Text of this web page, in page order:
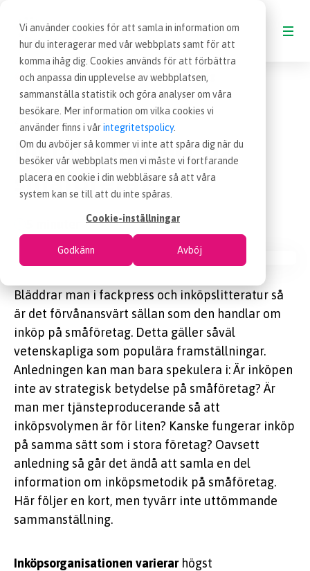
Vi använder cookies för att samla in information om
hur du interagerar med vår webbplats samt för att
komma ihåg dig. Cookies används för att förbättra
och anpassa din upplevelse av webbplatsen,
sammanställa statistik och göra analyser om våra
besökare. Mer information om vilka cookies vi
använder finns i vårintegritetspolicy.
Om du avböjer så kommer vi inte att spåra dig när du
besöker vår webbplats men vi måste vi fortfarande
placera en cookie i din webbläsare så att våra
system kan se till att du inte spåras.
Cookie-inställningar
Godkänn Avböj
BLOGG
VAD ÄR INKÖP
OM EFFSO TOOLS
TERMINOLOGI
Blogg Inköpsmetodik på småföretag
Inköpsmetodik på
småföretag
Bläddrar man i fackpress och inköpslitteratur så
är det förvånansvärt sällan som den handlar om
inköp på småföretag. Detta gäller såväl
vetenskapliga som populära framställningar.
Anledningen kan man bara spekulera i: Är inköpen
inte av strategisk betydelse på småföretag? Är
man mer tjänsteproducerande så att
inköpsvolymen är för liten? Kanske fungerar inköp
på samma sätt som i stora företag? Oavsett
anledning så går det ändå att samla en del
information om inköpsmetodik på småföretag.
Här följer en kort, men tyvärr inte uttömmande
sammanställning.
Inköpsorganisationen varierarhögst